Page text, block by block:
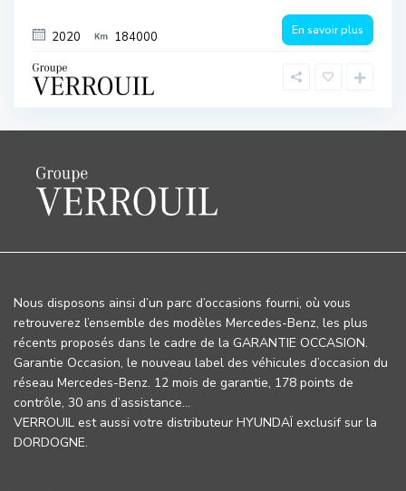
2020 184000 En savoir plus
Nous disposons ainsi d’un parc d’occasions fourni, où vous
retrouverez l’ensemble des modèles Mercedes-Benz, les plus
récents proposés dans le cadre de la GARANTIE OCCASION.
Garantie Occasion, le nouveau label des véhicules d’occasion du
réseau Mercedes-Benz. 12 mois de garantie, 178 points de
contrôle, 30 ans d’assistance…
VERROUIL est aussi votre distributeur HYUNDAÏ exclusif sur la
DORDOGNE.